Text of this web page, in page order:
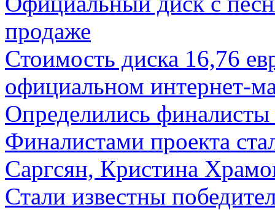
продаже
Стоимость диска 16,76
официальном интернет-
Определились
Финалистами проекта
Саргсян, Кристина
Стали известны